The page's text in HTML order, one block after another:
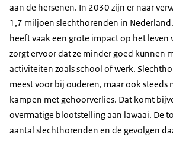
aan de hersenen. In 2030 zijn er naar
1,7 miljoen slechthorenden in
heeft vaak een grote impact op het leven
zorgt ervoor dat ze minder goed kunnen
activiteiten zoals school of werk.
meest voor bij ouderen, maar ook steeds
kampen met gehoorverlies. Dat komt
overmatige blootstelling aan lawaai. De
aantal slechthorenden en de gevolgen